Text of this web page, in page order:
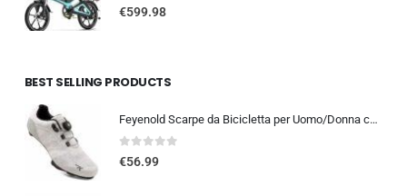
0out of 5
€599.98
BEST SELLING PRODUCTS
Feyenold Scarpe da Bicicletta per Uomo/Donna compatibili con Peloton,Compatibile con l’installazione Look &SPD SPD-SL Lock Tr
0out of 5
€56.99